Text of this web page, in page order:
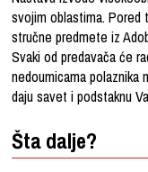
svojim oblastima. Pored
stručne predmete iz
Svaki od predavača će
nedoumicama polaznika
daju savet i podstaknu
Šta dalje?